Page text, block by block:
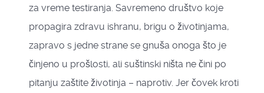
za vreme testiranja. Savremeno društvo koje
propagira zdravu ishranu, brigu o životinjama,
zapravo s jedne strane se gnuša onoga što je
činjeno u prošlosti, ali suštinski ništa ne čini po
pitanju zaštite životinja – naprotiv. Jer čovek kroti